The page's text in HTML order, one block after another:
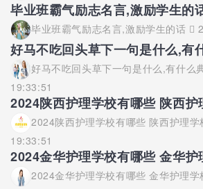
毕业班霸气励志名言,激励学生的
毕业班霸气励志名言,激励学生的话
好马不吃回头草下一句是什么,有
好马不吃回头草下一句是什么,有什么
19:33:51
2024陕西护理学校有哪些 陕西护
2024陕西护理学校有哪些 陕西护理学
19:33:51
2024金华护理学校有哪些 金华护
2024金华护理学校有哪些 金华护理学